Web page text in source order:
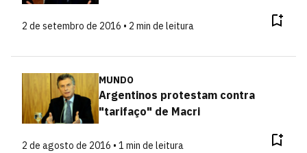
2 de setembro de 2016 • 2 min de leitura
MUNDO
Argentinos protestam contra
"tarifaço" de Macri
2 de agosto de 2016 • 1 min de leitura